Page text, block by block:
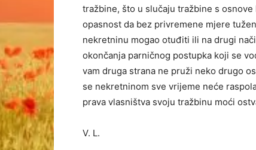
tražbine, što u slučaju tražbine s
opasnost da bez privremene mjere
nekretninu mogao otuđiti ili na drugi
okončanja parničnog postupka koji se
vam druga strana ne pruži neko drugo
se nekretninom sve vrijeme neće
prava vlasništva svoju tražbinu moći
V. L.